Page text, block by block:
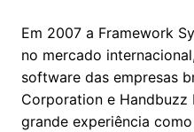
Em 2007 a Framework
no mercado
software das empresas
Corporation e Handbuzz
grande experiência